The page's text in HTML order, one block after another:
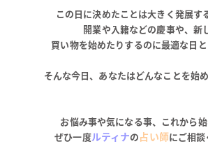
この日に決めたことは大きく発展す
開業や入籍などの慶事や、新
買い物を始めたりするのに最適な日
そんな今日、あなたはどんなことを始
お悩み事や気になる事、これから
ぜひ一度ルティナの占い師にご相